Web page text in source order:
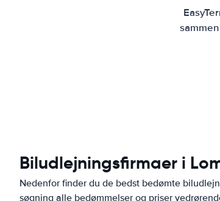
Biludlejningsfirmaer i
Nedenfor finder du de bedst bedømte
søgning alle bedømmelser og priser